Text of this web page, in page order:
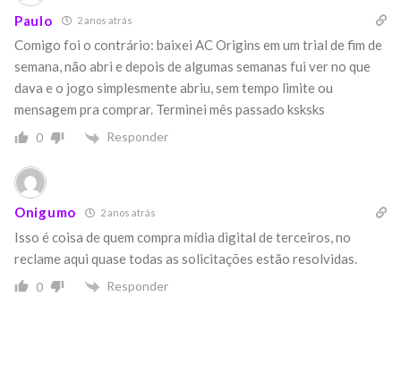
Paulo 2 anos atrás
Comigo foi o contrário: baixei AC Origins em um trial de fim de
semana, não abri e depois de algumas semanas fui ver no que
dava e o jogo simplesmente abriu, sem tempo limite ou
mensagem pra comprar. Terminei mês passado ksksks
0 Responder
Onigumo 2 anos atrás
Isso é coisa de quem compra mídia digital de terceiros, no
reclame aqui quase todas as solicitações estão resolvidas.
0 Responder